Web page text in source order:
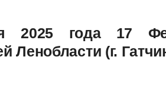
2025 года 17
Ленобласти (г.